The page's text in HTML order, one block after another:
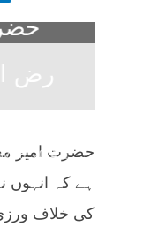
رض
18, 2024
حضرت امیر
ہے کہ انہوں
کی خلاف